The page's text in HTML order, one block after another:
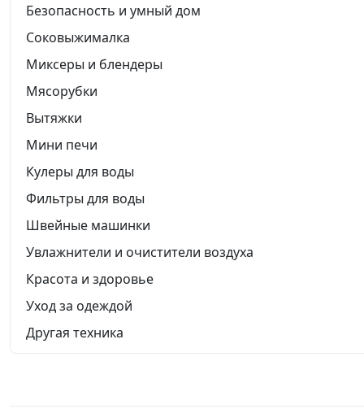
Безопасность и умный дом
Соковыжималка
Миксеры и блендеры
Мясорубки
Вытяжки
Мини печи
Кулеры для воды
Фильтры для воды
Швейные машинки
Увлажнители и очистители воздуха
Красота и здоровье
Уход за одеждой
Другая техника